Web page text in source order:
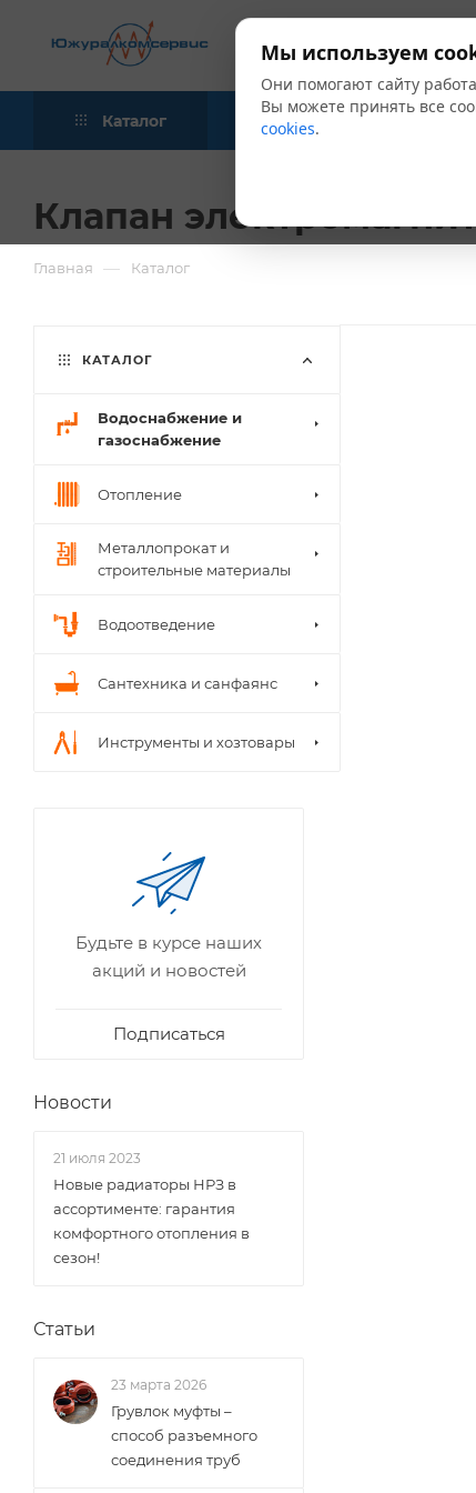
Каталог Акции
Клапан
Главная — Каталог
КАТАЛОГ
Водоснабжение и
газоснабжение
Отопление
Металлопрокат и
строительные материалы
Водоотведение
Сантехника и санфаянс
Инструменты и хозтовары
Будьте в курсе наших
акций и новостей
Подписаться
Новости
21 июля 2023
Новые радиаторы НРЗ в
ассортименте: гарантия
комфортного отопления в
сезон!
Статьи
23 марта 2026
Грувлок муфты –
способ разъемного
соединения труб
Мы используем
Они помогают сайту
Вы можете принять все
cookies.